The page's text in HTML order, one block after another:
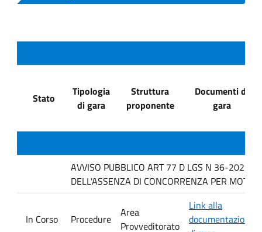
Stato
Tipologia
di gara
Struttura
proponente
Documenti di
gara
AVVISO PUBBLICO ART 77 D LGS N 36-2023
DELL'ASSENZA DI CONCORRENZA PER MOTIVI
In Corso Procedure
Area
Provveditorato
Link alla
documentazione